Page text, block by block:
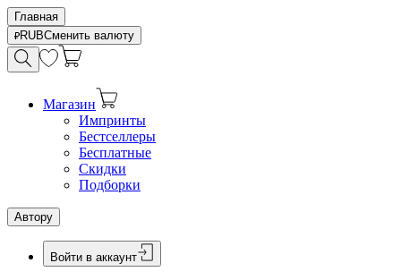
Главная
RUBСменить валюту
Магазин
Импринты
Бестселлеры
Бесплатные
Скидки
Подборки
Автору
Войти в аккаунт